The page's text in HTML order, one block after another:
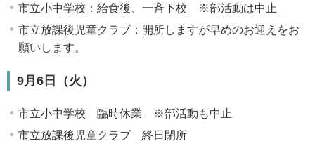
市立小中学校：給食後、一斉下校 ※部活動は中止
市立放課後児童クラブ：開所しますが早めのお迎えをお
願いします。
9月6日（火）
市立小中学校 臨時休業 ※部活動も中止
市立放課後児童クラブ 終日閉所